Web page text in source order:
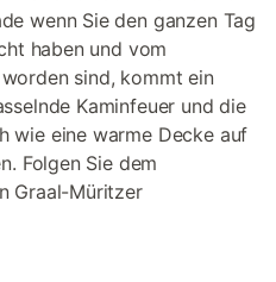
wenn Sie den ganzen Tag
haben und vom
sind, kommt ein
Kaminfeuer und die
wie eine warme Decke auf
Folgen Sie dem
Graal-Müritzer